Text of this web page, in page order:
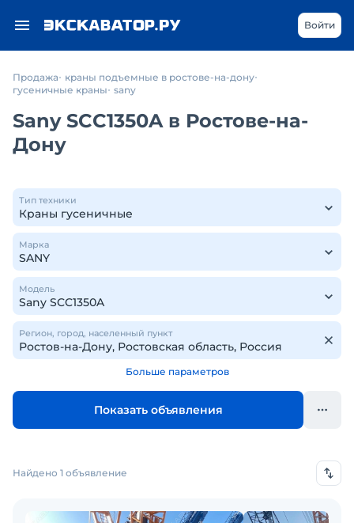
Войти
Продажа
краны подъемные в ростове-на-дону
гусеничные краны sany
Sany SCC1350A в Ростове-на-
Дону
Тип техники
Марка
Модель
Регион, город, населенный пункт
Больше параметров
Показать объявления
Найдено 1 объявление